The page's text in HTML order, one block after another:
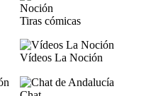
Tiras cómicas
Vídeos La Noción